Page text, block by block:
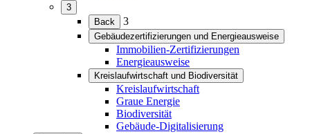
3
(Menü
erweitern)
Back 3
Gebäudezertifizierungen und Energieausweise
(Menü
erweitern)
Immobilien-Zertifizierungen
Energieausweise
Kreislaufwirtschaft und Biodiversität
(Menü
erweitern)
Kreislaufwirtschaft
Graue Energie
Biodiversität
Gebäude-Digitalisierung